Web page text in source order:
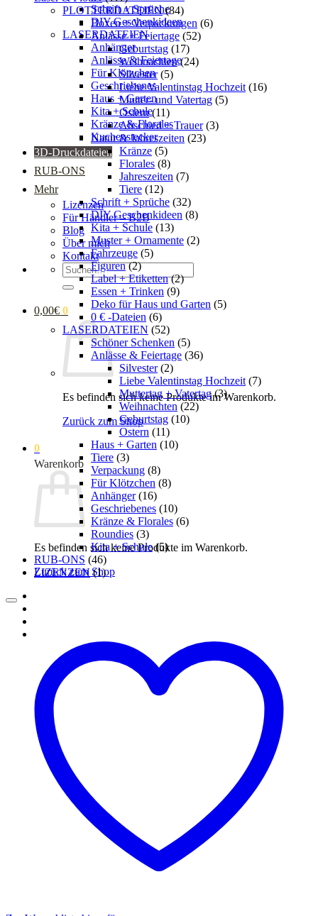
Schrift + Sprüche
DIY Geschenkideen
LASERDATEIEN
Anhänger
Anlässe & Feiertage
Für Klötzchen
Geschriebenes
Haus + Garten
Kita + Schule
Kränze & Florales
Kuchenstecker
3D-Druckdateien
RUB-ONS
Mehr
Lizenzen
Für Händler – B2B
Blog
Über mich
Kontakt
Suchen
nach:
0,00€ 0
Es befinden sich keine Produkte im Warenkorb.
Zurück zum Shop
0
Warenkorb
Es befinden sich keine Produkte im Warenkorb.
Zurück zum Shop
PLOTTERDATEIEN (84)
Boxen + Verpackungen (6)
Anlässe + Feiertage (52)
Geburtstag (17)
Weihnachten (24)
Silvester (5)
Liebe Valentinstag Hochzeit (16)
Mutter- und Vatertag (5)
Ostern (11)
Abschied + Trauer (3)
Natur & Jahreszeiten (23)
Kränze (5)
Florales (8)
Jahreszeiten (7)
Tiere (12)
Schrift + Sprüche (32)
DIY Geschenkideen (8)
Kita + Schule (13)
Muster + Ornamente (2)
Fahrzeuge (5)
Figuren (2)
Label + Etiketten (2)
Essen + Trinken (9)
Deko für Haus und Garten (5)
0 € -Dateien (6)
LASERDATEIEN (52)
Schöner Schenken (5)
Anlässe & Feiertage (36)
Silvester (2)
Liebe Valentinstag Hochzeit (7)
Muttertag + Vatertag (3)
Weihnachten (22)
Geburtstag (10)
Ostern (11)
Haus + Garten (10)
Tiere (3)
Verpackung (8)
Für Klötzchen (8)
Anhänger (16)
Geschriebenes (10)
Kränze & Florales (6)
Roundies (3)
Kita + Schule (5)
RUB-ONS (46)
LIZENZEN (1)